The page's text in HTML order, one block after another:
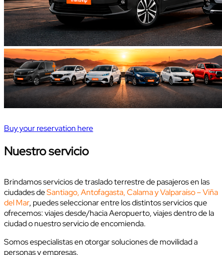
Buy your reservation here
Nuestro servicio
Brindamos servicios de traslado terrestre de pasajeros en las
ciudades deSantiago, Antofagasta, Calama y Valparaíso – Viña
del Mar, puedes seleccionar entre los distintos servicios que
ofrecemos: viajes desde/hacia Aeropuerto, viajes dentro de la
ciudad o nuestro servicio de encomienda.
Somos especialistas en otorgar soluciones de movilidad a
personas y empresas.